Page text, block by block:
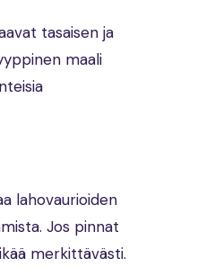
tasaisen ja
maali
lahovaurioiden
Jos pinnat
merkittävästi.